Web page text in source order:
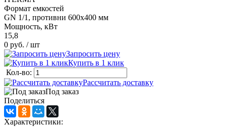
Формат емкостей
GN 1/1, противни 600х400 мм
Мощность, кВт
15,8
0 руб. / шт
Запросить цену
Купить в 1 клик
Кол-во:
Рассчитать доставку
Под заказ
Поделиться
Характеристики: